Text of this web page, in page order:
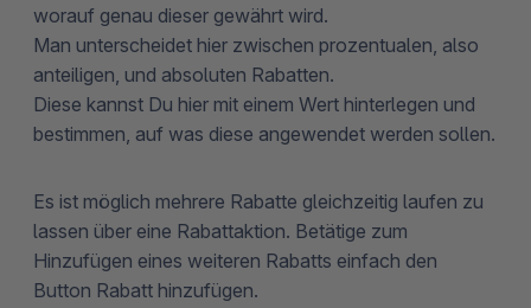
worauf genau dieser gewährt wird.
Man unterscheidet hier zwischen prozentualen, also
anteiligen, und absoluten Rabatten.
Diese kannst Du hier mit einem Wert hinterlegen und
bestimmen, auf was diese angewendet werden sollen.
Es ist möglich mehrere Rabatte gleichzeitig laufen zu
lassen über eine Rabattaktion. Betätige zum
Hinzufügen eines weiteren Rabatts einfach den
Button Rabatt hinzufügen.